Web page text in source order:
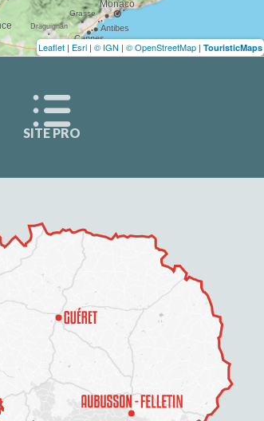
Leaflet | Esri | © IGN | © OpenStreetMap | TouristicMaps
SITE PRO